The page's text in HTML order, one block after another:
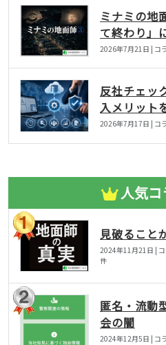
ミナミの
て終わり」
2026年7月21日 | コ
反社チェッ
入メリット
2026年7月17日 | コ
人気コ
見破ること
2024年11月21日 |
件
匿名・流動
会の闇
2024年12月5日 | コ